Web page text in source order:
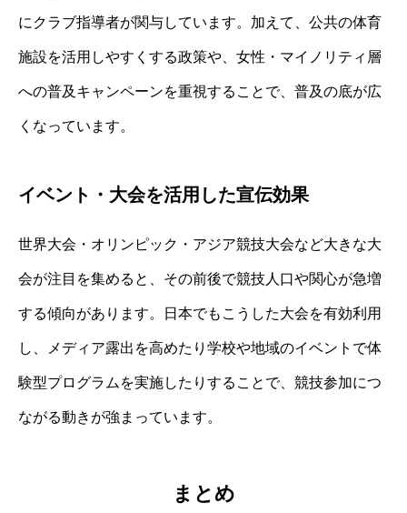
にクラブ指導者が関与しています。加えて、公共の体育
施設を活用しやすくする政策や、女性・マイノリティ層
への普及キャンペーンを重視することで、普及の底が広
くなっています。
イベント・大会を活用した宣伝効果
世界大会・オリンピック・アジア競技大会など大きな大
会が注目を集めると、その前後で競技人口や関心が急増
する傾向があります。日本でもこうした大会を有効利用
し、メディア露出を高めたり学校や地域のイベントで体
験型プログラムを実施したりすることで、競技参加につ
ながる動きが強まっています。
まとめ